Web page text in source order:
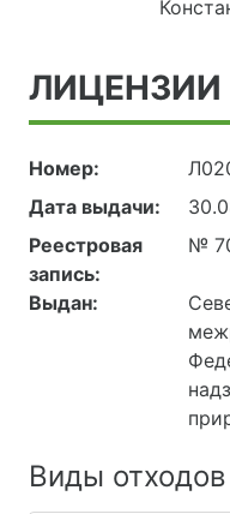
ЛИЦЕНЗИИ
Номер:
Дата выдачи:
Реестровая
запись:
№
Выдан:
Виды отходов